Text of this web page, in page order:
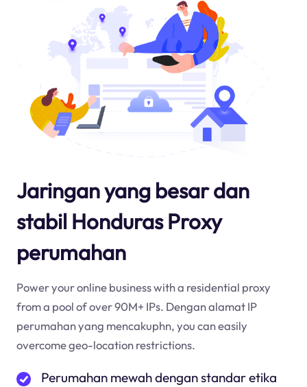
Jaringan yang besar dan
stabil Honduras Proxy
perumahan
Power your online business with a residential proxy
from a pool of over 90M+ IPs. Dengan alamat IP
perumahan yang mencakuphn, you can easily
overcome geo-location restrictions.
Perumahan mewah dengan standar etika